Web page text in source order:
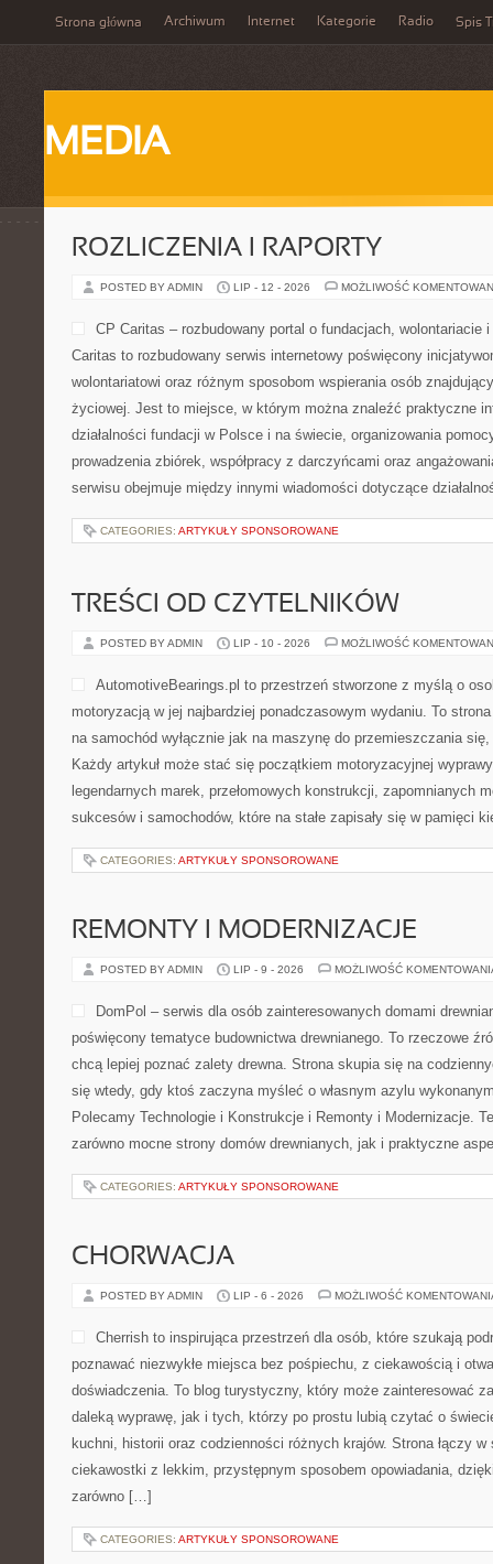
Strona główna Archiwum Internet Kategorie Radio Spis
MEDIA
ROZLICZENIA I RAPORTY
POSTED BY ADMIN LIP - 12 - 2026 MOŻLIWOŚĆ
CP Caritas – rozbudowany portal o fundacjach, wolontariacie
Caritas to rozbudowany serwis internetowy poświęcony
wolontariatowi oraz różnym sposobom wspierania osób
życiowej. Jest to miejsce, w którym można znaleźć praktyczne
działalności fundacji w Polsce i na świecie, organizowania
prowadzenia zbiórek, współpracy z darczyńcami oraz
serwisu obejmuje między innymi wiadomości dotyczące
CATEGORIES: ARTYKUŁY SPONSOROWANE
TREŚCI OD CZYTELNIKÓW
POSTED BY ADMIN LIP - 10 - 2026 MOŻLIWOŚĆ
AutomotiveBearings.pl to przestrzeń stworzone z myślą o
motoryzacją w jej najbardziej ponadczasowym wydaniu. To
na samochód wyłącznie jak na maszynę do przemieszczania
Każdy artykuł może stać się początkiem motoryzacyjnej
legendarnych marek, przełomowych konstrukcji, zapomnianych
sukcesów i samochodów, które na stałe zapisały się w pamięci
CATEGORIES: ARTYKUŁY SPONSOROWANE
REMONTY I MODERNIZACJE
POSTED BY ADMIN LIP - 9 - 2026 MOŻLIWOŚĆ
DomPol – serwis dla osób zainteresowanych domami
poświęcony tematyce budownictwa drewnianego. To rzeczowe
chcą lepiej poznać zalety drewna. Strona skupia się na
się wtedy, gdy ktoś zaczyna myśleć o własnym azylu
Polecamy Technologie i Konstrukcje i Remonty i Modernizacje.
zarówno mocne strony domów drewnianych, jak i praktyczne
CATEGORIES: ARTYKUŁY SPONSOROWANE
CHORWACJA
POSTED BY ADMIN LIP - 6 - 2026 MOŻLIWOŚĆ
Cherrish to inspirująca przestrzeń dla osób, które szukają
poznawać niezwykłe miejsca bez pośpiechu, z ciekawością i
doświadczenia. To blog turystyczny, który może zainteresować
daleką wyprawę, jak i tych, którzy po prostu lubią czytać o
kuchni, historii oraz codzienności różnych krajów. Strona łączy w
ciekawostki z lekkim, przystępnym sposobem opowiadania,
zarówno […]
CATEGORIES: ARTYKUŁY SPONSOROWANE